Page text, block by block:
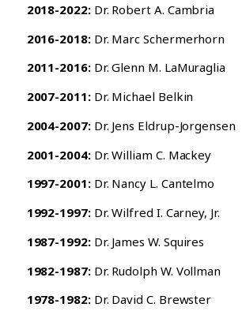
2018-2022:Dr. Robert A. Cambria
2016-2018:Dr. Marc Schermerhorn
2011-2016:Dr. Glenn M. LaMuraglia
2007-2011:Dr. Michael Belkin
2004-2007:Dr. Jens Eldrup-Jorgensen
2001-2004:Dr. William C. Mackey
1997-2001:Dr. Nancy L. Cantelmo
1992-1997:Dr. Wilfred I. Carney, Jr.
1987-1992:Dr. James W. Squires
1982-1987:Dr. Rudolph W. Vollman
1978-1982:Dr. David C. Brewster